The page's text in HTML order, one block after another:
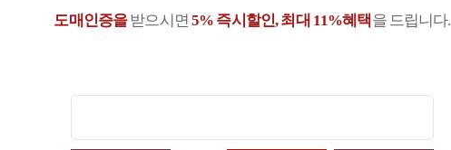
도매인증을받으시면5% 즉시할인, 최대 11%혜택을 드립니다.